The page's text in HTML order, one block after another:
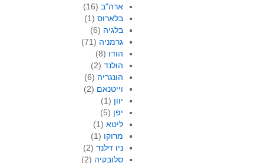
ארה"ב (16)
בלארוס (1)
בלגיה (6)
גרמניה (71)
הודו (8)
הולנד (2)
הונגריה (6)
וייטנאם (2)
יוון (1)
יפן (5)
ליטא (1)
מרוקו (1)
ניו זילנד (2)
סלובקיה (2)